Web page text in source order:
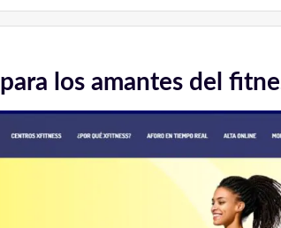
los amantes del